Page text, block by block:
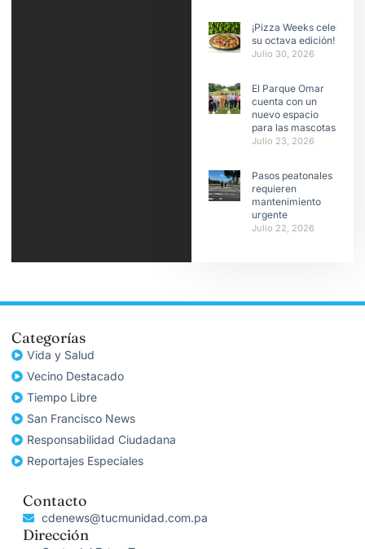
¡Pizza Weeks celebra
su octava edición!
Julio 30, 2026
El Parque Omar
cuenta con un
nuevo espacio
para las mascotas
Julio 23, 2026
Pasos peatonales
requieren
mantenimiento
urgente
Julio 22, 2026
Categorías
Vida y Salud
Vecino Destacado
Tiempo Libre
San Francisco News
Responsabilidad Ciudadana
Reportajes Especiales
Contacto
cdenews@tucmunidad.com.pa
Dirección